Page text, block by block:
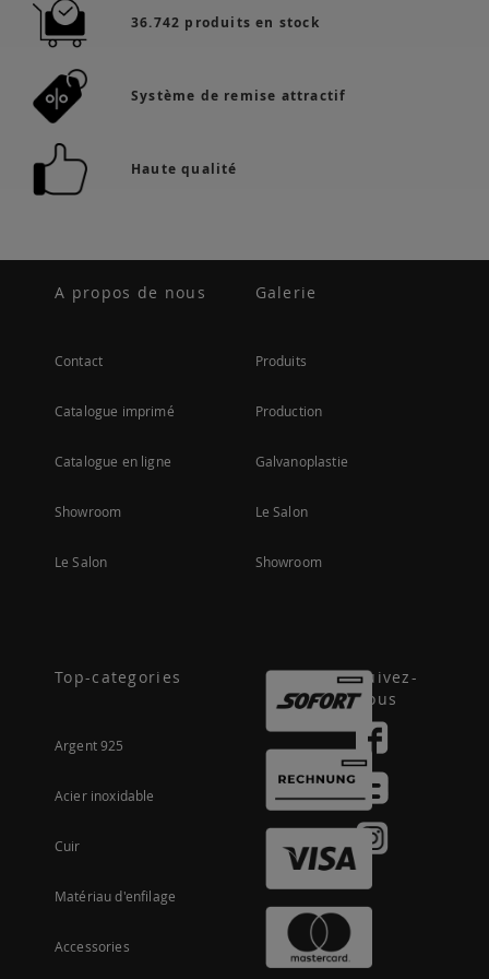
36.742 produits en stock
Système de remise attractif
Haute qualité
A propos de nous
Contact
Catalogue imprimé
Catalogue en ligne
Showroom
Le Salon
Galerie
Produits
Production
Galvanoplastie
Le Salon
Showroom
Top-categories
Argent 925
Acier inoxidable
Cuir
Matériau d'enfilage
Accessories
Suivez-
nous